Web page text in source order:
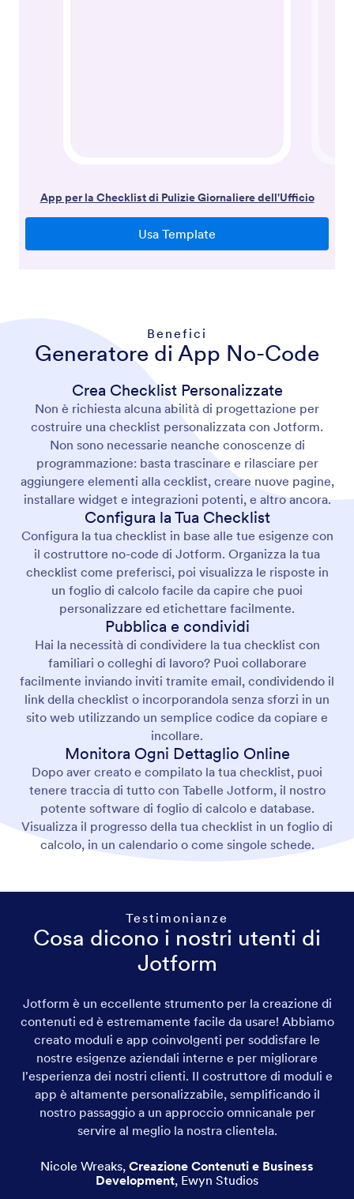
Benefici
Generatore di App No-Code
Crea Checklist Personalizzate
Non è richiesta alcuna abilità di progettazione per
costruire una checklist personalizzata con Jotform.
Non sono necessarie neanche conoscenze di
programmazione: basta trascinare e rilasciare per
aggiungere elementi alla cecklist, creare nuove pagine,
installare widget e integrazioni potenti, e altro ancora.
Configura la Tua Checklist
Configura la tua checklist in base alle tue esigenze con
il costruttore no-code di Jotform. Organizza la tua
checklist come preferisci, poi visualizza le risposte in
un foglio di calcolo facile da capire che puoi
personalizzare ed etichettare facilmente.
Pubblica e condividi
Hai la necessità di condividere la tua checklist con
familiari o colleghi di lavoro? Puoi collaborare
facilmente inviando inviti tramite email, condividendo il
link della checklist o incorporandola senza sforzi in un
sito web utilizzando un semplice codice da copiare e
incollare.
Monitora Ogni Dettaglio Online
Dopo aver creato e compilato la tua checklist, puoi
tenere traccia di tutto con Tabelle Jotform, il nostro
potente software di foglio di calcolo e database.
Visualizza il progresso della tua checklist in un foglio di
calcolo, in un calendario o come singole schede.
Testimonianze
Cosa dicono i nostri utenti di
Jotform
Jotform è un eccellente strumento per la creazione di
contenuti ed è estremamente facile da usare! Abbiamo
creato moduli e app coinvolgenti per soddisfare le
nostre esigenze aziendali interne e per migliorare
l'esperienza dei nostri clienti. Il costruttore di moduli e
app è altamente personalizzabile, semplificando il
nostro passaggio a un approccio omnicanale per
servire al meglio la nostra clientela.
Nicole Wreaks, Creazione Contenuti e Business
Development, Ewyn Studios